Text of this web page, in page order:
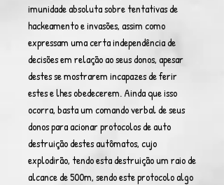
imunidade absoluta sobre tentativas de
hackeamento e invasões, assim como
expressam uma certa independência de
decisões em relação ao seus donos, apesar
destes se mostrarem incapazes de ferir
estes e lhes obedecerem. Ainda que isso
ocorra, basta um comando verbal de seus
donos para acionar protocolos de auto
destruição destes autômatos, cujo
explodirão, tendo esta destruição um raio de
alcance de 500m, sendo este protocolo algo